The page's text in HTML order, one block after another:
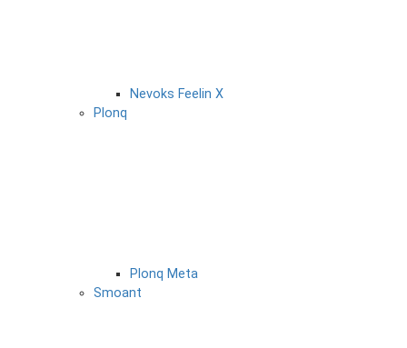
Nevoks Feelin X
Plonq
Plonq Meta
Smoant